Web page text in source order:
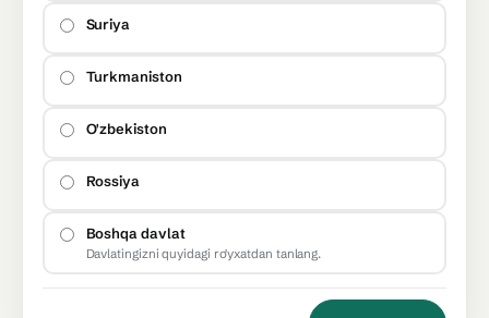
Suriya
Turkmaniston
O'zbekiston
Rossiya
Boshqa davlat
Davlatingizni quyidagi ro'yxatdan tanlang.